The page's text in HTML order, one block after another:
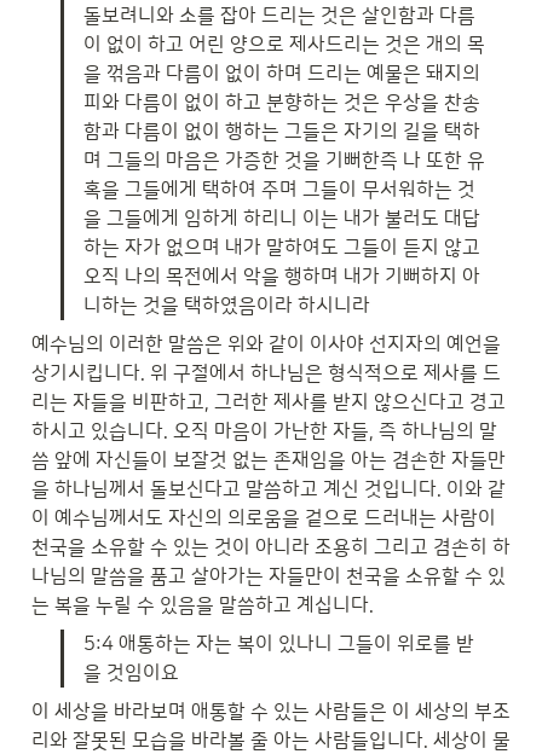
돌보려니와 소를 잡아 드리는 것은 살인함과 다름
이 없이 하고 어린 양으로 제사드리는 것은 개의 목
을 꺾음과 다름이 없이 하며 드리는 예물은 돼지의
피와 다름이 없이 하고 분향하는 것은 우상을 찬송
함과 다름이 없이 행하는 그들은 자기의 길을 택하
며 그들의 마음은 가증한 것을 기뻐한즉 나 또한 유
혹을 그들에게 택하여 주며 그들이 무서워하는 것
을 그들에게 임하게 하리니 이는 내가 불러도 대답
하는 자가 없으며 내가 말하여도 그들이 듣지 않고
오직 나의 목전에서 악을 행하며 내가 기뻐하지 아
니하는 것을 택하였음이라 하시니라
예수님의 이러한 말씀은 위와 같이 이사야 선지자의 예언을
상기시킵니다. 위 구절에서 하나님은 형식적으로 제사를 드
리는 자들을 비판하고, 그러한 제사를 받지 않으신다고 경고
하시고 있습니다. 오직 마음이 가난한 자들, 즉 하나님의 말
씀 앞에 자신들이 보잘것 없는 존재임을 아는 겸손한 자들만
을 하나님께서 돌보신다고 말씀하고 계신 것입니다. 이와 같
이 예수님께서도 자신의 의로움을 겉으로 드러내는 사람이
천국을 소유할 수 있는 것이 아니라 조용히 그리고 겸손히 하
나님의 말씀을 품고 살아가는 자들만이 천국을 소유할 수 있
는 복을 누릴 수 있음을 말씀하고 계십니다.
5:4 애통하는 자는 복이 있나니 그들이 위로를 받
을 것임이요
이 세상을 바라보며 애통할 수 있는 사람들은 이 세상의 부조
리와 잘못된 모습을 바라볼 줄 아는 사람들입니다. 세상이 물